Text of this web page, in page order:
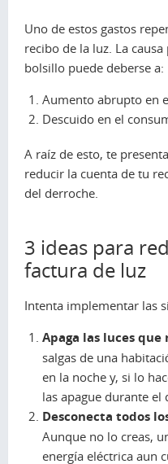
Uno de estos gastos
recibo de la luz. La
bolsillo puede deberse a:
Aumento abrupto en
Descuido en el
A raíz de esto, te
reducir la cuenta de tu
del derroche.
3 ideas para
factura de luz
Intenta implementar las
Apaga las luces
salgas de una
en la noche y, si lo
las apague durante el
Desconecta todos
Aunque no lo creas,
energía eléctrica aun